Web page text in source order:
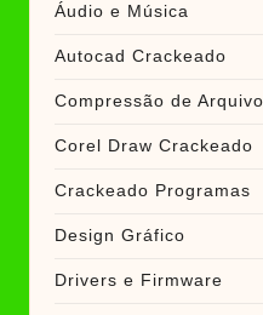
Áudio e Música
Autocad Crackeado
Compressão de
Corel Draw Crackeado
Crackeado Programas
Design Gráfico
Drivers e Firmware